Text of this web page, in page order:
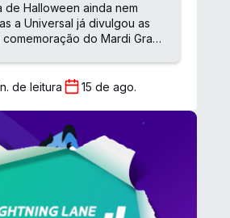
de Halloween ainda nem
a Universal já divulgou as
do Mardi Gras.
de leitura
15 de ago.